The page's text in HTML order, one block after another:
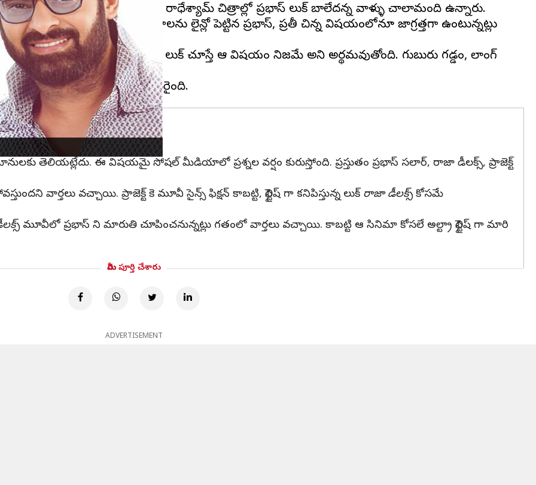
బాహుబలి తర్వాత చేసిన సాహో, రాధేశ్యామ్ చిత్రాల్లో ప్రభాస్ లుక్ బాలేదన్న వాళ్ళు చాలామంది ఉన్నారు.
ప్రభాస్. వరుసగా సినిమాలను లైన్లో పెట్టిన ప్రభాస్, ప్రతీ చిన్న విషయంలోనూ జాగ్రత్తగా ఉంటున్నట్లు
సమాచారం. తాజాగా విడుదలైన లుక్ చూస్తే ఆ విషయం నిజమే అని అర్థమవుతోంది. గుబురు గడ్డం, లాంగ్
ఆసక్తిలో ఫ్యాన్స్
తెలియట్లేదు. ఈ విషయమై సోషల్ మీడియాలో ప్రశ్నల వర్షం కురుస్తోంది. ప్రస్తుతం ప్రభాస్ సలార్, రాజా డీలక్స్, ప్రాజెక్ట్
వార్తలు వచ్చాయి. ప్రాజెక్ట్ కె మూవీ సైన్స్ ఫిక్షన్ కాబట్టి, స్టైలిష్ గా కనిపిస్తున్న లుక్ రాజా డీలక్స్ కోసమే
మూవీలో ప్రభాస్ ని మారుతి చూపించనున్నట్లు గతంలో వార్తలు వచ్చాయి. కాబట్టి ఆ సినిమా కోసలే అల్ట్రా స్టైలిష్ గా మారి
మీరు పూర్తి చేశారు
ADVERTISEMENT